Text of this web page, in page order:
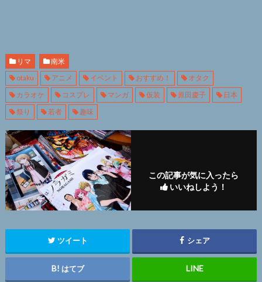
リマ
南米
otaku
アニメ イベント おすすめ！
オタク
カラオケ
コスプレ マンガ 仮装 原田慶子
日本
祭り
若者 趣味
この記事が気に入ったら
いいねしよう！
ツイート シェア
はてブ